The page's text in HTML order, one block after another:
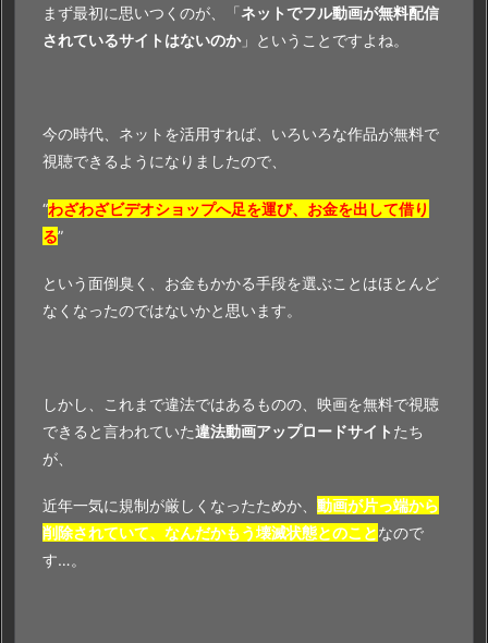
i
o
o」
で
配
信
況
5.
｢劇
場
版
界
の
彼
まず最初に思いつくのが、「ネットでフル動画が無料配信
されているサイトはないのか」ということですよね。
今の時代、ネットを活用すれば、いろいろな作品が無料で
視聴できるようになりましたので、
“わざわざビデオショップへ足を運び、お金を出して借り
る”
という面倒臭く、お金もかかる手段を選ぶことはほとんど
なくなったのではないかと思います。
しかし、これまで違法ではあるものの、映画を無料で視聴
できると言われていた違法動画アップロードサイト たち
が、
近年一気に規制が厳しくなったためか、 動画が片っ端から
削除されていて、なんだかもう壊滅状態とのことなので
す…。